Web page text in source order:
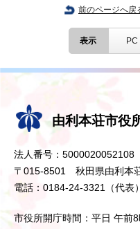
前のページへ戻
表示 PC
由利本荘市役
法人番号：5000020052108
〒015-8501 秋田県由利本
電話：0184-24-3321（代表）
市役所開庁時間：平日 午前